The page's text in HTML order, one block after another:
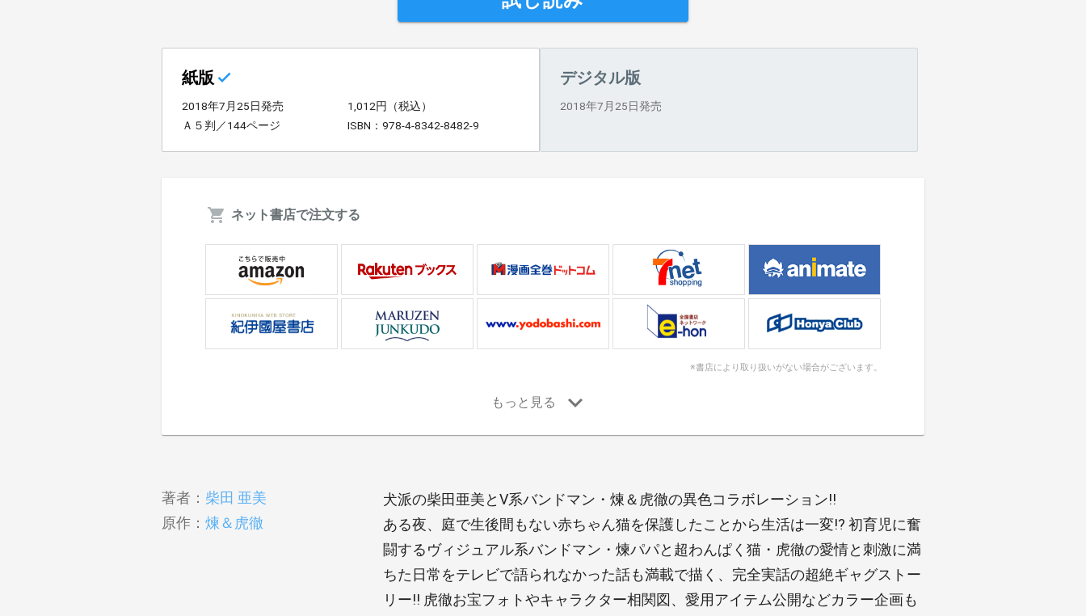
紙版
2018年7月25日発売
1,012円（税込）
Ａ５判／144ページ
ISBN：978-4-8342-8482-9
デジタル版
2018年7月25日発売
ネット書店で注文する
※書店により取り扱いがない場合がございます。
著者： 柴田 亜美
原作： 煉＆虎徹
犬派の柴田亜美とV系バンドマン・煉＆虎徹の異色コラボレーション!!
ある夜、庭で生後間もない赤ちゃん猫を保護したことから生活は一変!? 初育児に奮
闘するヴィジュアル系バンドマン・煉パパと超わんぱく猫・虎徹の愛情と刺激に満
ちた日常をテレビで語られなかった話も満載で描く、完全実話の超絶ギャグストー
リー!! 虎徹お宝フォトやキャラクター相関図、愛用アイテム公開などカラー企画も